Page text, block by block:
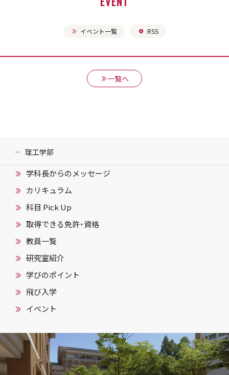
イベント一覧 RSS
一覧へ
理工学部
学科長からのメッセージ
カリキュラム
科目 Pick Up
取得できる免許・資格
教員一覧
研究室紹介
学びのポイント
飛び入学
イベント